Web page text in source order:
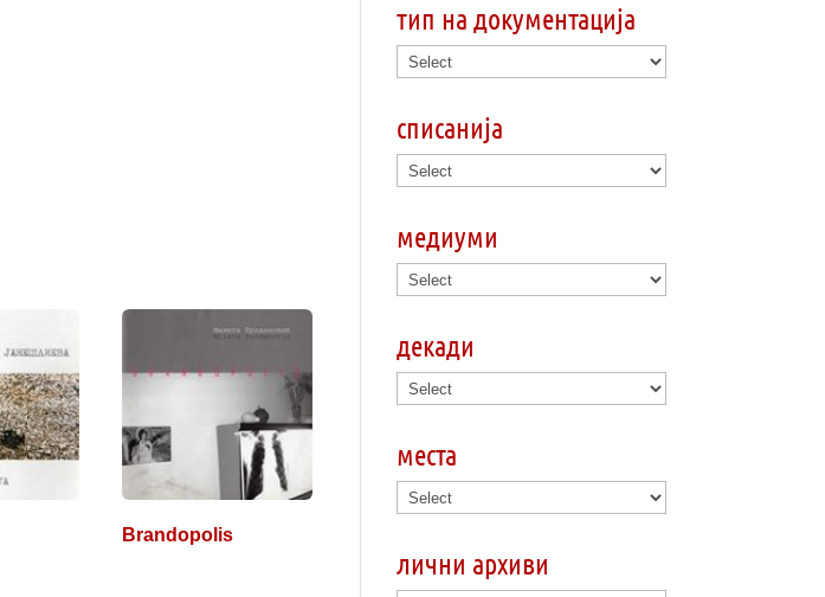
Brandopolis
тип на документација
списанија
медиуми
декади
места
лични архиви